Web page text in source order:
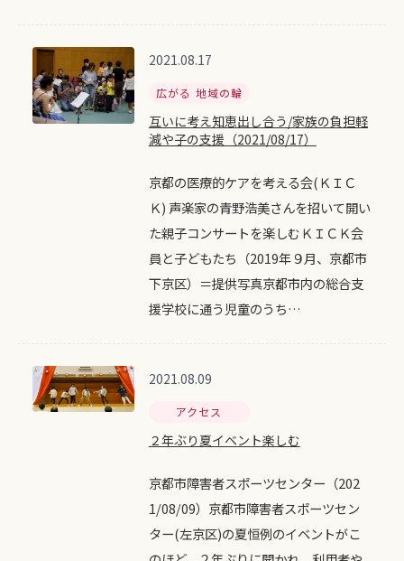
2021.08.17
広がる 地域の輪
互いに考え知恵出し合う/家族の負担軽
減や子の支援（2021/08/17）
京都の医療的ケアを考える会(ＫＩＣ
Ｋ) 声楽家の青野浩美さんを招いて開い
た親子コンサートを楽しむＫＩＣＫ会
員と子どもたち（2019年９月、京都市
下京区）＝提供写真京都市内の総合支
援学校に通う児童のうち…
2021.08.09
アクセス
２年ぶり夏イベント楽しむ
京都市障害者スポーツセンター（202
1/08/09）京都市障害者スポーツセン
ター(左京区)の夏恒例のイベントがこ